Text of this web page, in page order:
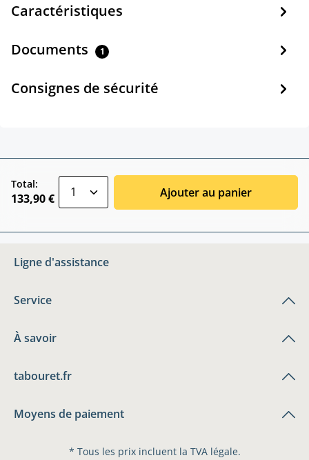
Caractéristiques
Documents 1
Consignes de sécurité
Total:
133,90 € Ajouter au panier
Ligne d'assistance
Service
À savoir
tabouret.fr
Moyens de paiement
* Tous les prix incluent la TVA légale.